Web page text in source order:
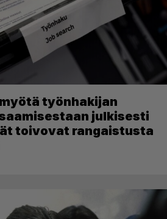
työnhakijan
julkisesti
toivovat rangaistusta